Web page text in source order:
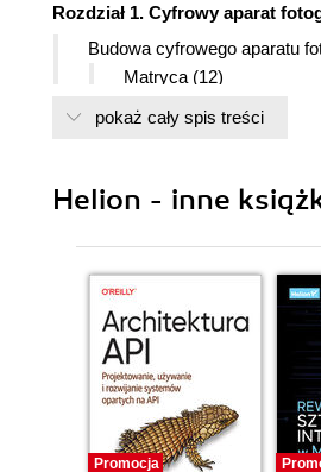
Rozdział 1. Cyfrowy aparat
Budowa cyfrowego aparatu
Matryca (12)
Obiektyw (13)
Ekran LCD i wizjer (14)
Lampa błyskowa (15)
Obsługa cyfrowego aparatu
Podstawowe elementy
Zaawansowane
Podsumowanie: dziesięć
kupujących aparat cyfrowy
Rozdział 2. Zaczynamy
Programy tematyczne (26)
Program zdjęć
Program zdjęć
pokaż cały spis treści
Helion - inne
Promocja